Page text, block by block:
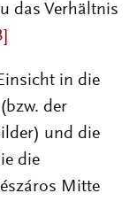
das Verhältnis
in die
der
und die
die
Mitte